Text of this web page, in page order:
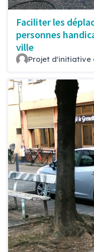
Faciliter les
personnes
ville
Projet d'initiative